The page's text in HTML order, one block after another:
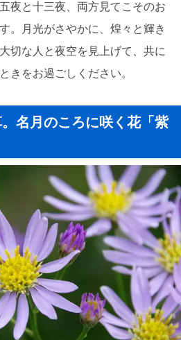
夜と十三夜、両方見てこそのお
。月光がさやかに、煌々と輝き
切な人と夜空を見上げて、共に
きをお過ごしください。
名月のころに咲く花「紫